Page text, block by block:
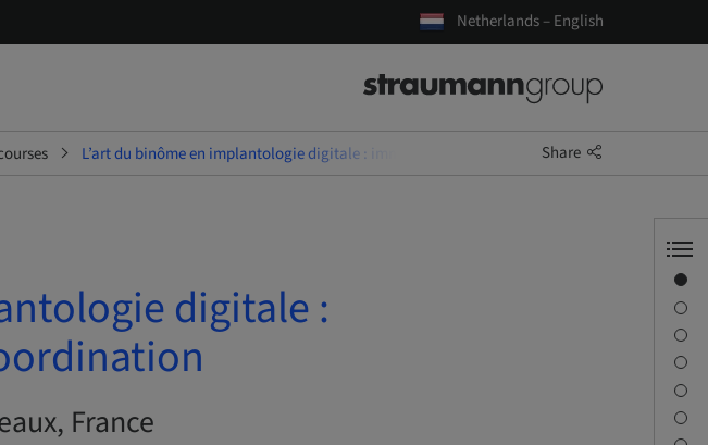
Netherlands – English
L’art du binôme en implantologie digitale : immersion, précision, coordination
Share
digitale :
France